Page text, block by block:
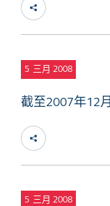
5 三月 2008
截至2007年12
5 三月 2008